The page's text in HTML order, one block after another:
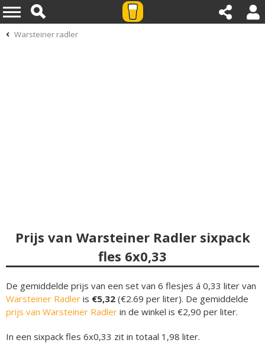
Warsteiner radler
Prijs van Warsteiner Radler sixpack
fles 6x0,33
De gemiddelde prijs van een set van 6 flesjes á 0,33 liter van
Warsteiner Radler is €5,32 (€2.69 per liter). De gemiddelde
prijs van Warsteiner Radler in de winkel is €2,90 per liter.
In een sixpack fles 6x0,33 zit in totaal 1,98 liter.